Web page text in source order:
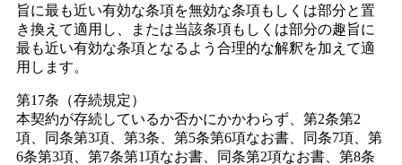
旨に最も近い有効な条項を無効な条項もしくは部分と置
き換えて適用し、または当該条項もしくは部分の趣旨に
最も近い有効な条項となるよう合理的な解釈を加えて適
用します。
第17条（存続規定）
本契約が存続しているか否かにかかわらず、第2条第2
項、同条第3項、第3条、第5条第6項なお書、同条7項、第
6条第3項、第7条第1項なお書、同条第2項なお書、第8条